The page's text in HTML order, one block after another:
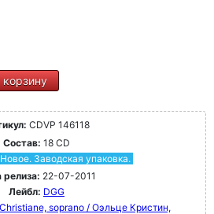
CDVP 146118
Состав: 18 CD
Новое. Заводская упаковка.
релиза: 22-07-2011
Лейбл: DGG
soprano / Оэльце Кристин,